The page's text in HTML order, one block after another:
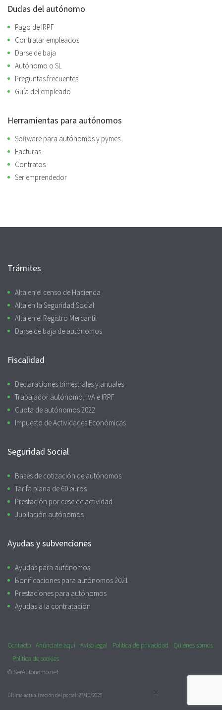
Dudas del autónomo
Pago de IRPF
Contratar empleados
Darse de baja
Autónomo o SL
Preguntas frecuentes
Guía del empleado
Herramientas para autónomos
Software para autónomos y pymes
Facturas
Contratos
Ser emprendedor
×
Trámites
Alta en el censo de Hacienda
Alta en la Seguridad Social
Alta en el Registro Mercantil
Darse de baja de autónomos
Fiscalidad
Declaraciones trimestrales y anuales
Trabajador autónomo, IVA e IRPF
Cuota de autónomos 2022
Impuesto de Actividades Económicas
Seguridad Social
Bases de cotización de autónomos
Tarifa plana de 60 euros
Prestación por cese de actividad
Jubilación autónomos
Ayudas y subvenciones
Ayudas para autónomos
Bonificaciones para autónomos 2021
Prestaciones para autónomos
Ayudas a la contratación
Contacto Anúnciate aquí Aviso legal Política de privacidad
Quiénes somos
Política de cookies
© SerAutonomo.net
Última actualización del portal: 27/10/2025